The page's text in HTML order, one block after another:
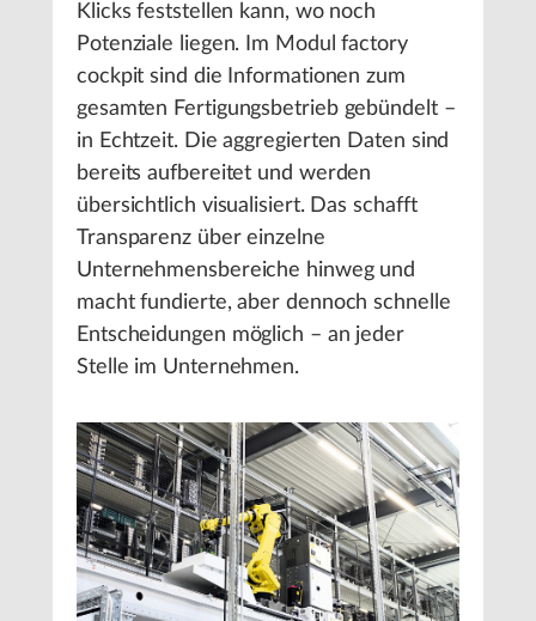
Klicks feststellen kann, wo noch
Potenziale liegen. Im Modul factory
cockpit sind die Informationen zum
gesamten Fertigungsbetrieb gebündelt –
in Echtzeit. Die aggregierten Daten sind
bereits aufbereitet und werden
übersichtlich visualisiert. Das schafft
Transparenz über einzelne
Unternehmensbereiche hinweg und
macht fundierte, aber dennoch schnelle
Entscheidungen möglich – an jeder
Stelle im Unternehmen.